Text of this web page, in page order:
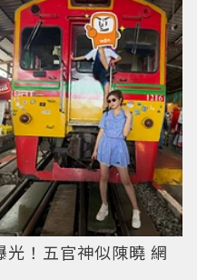
！五官神似陳曉 網